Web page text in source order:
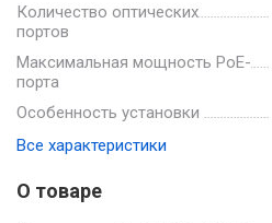
Количество оптических
портов
Максимальная мощность PoE-
порта
Особенность установки
Все характеристики
О товаре